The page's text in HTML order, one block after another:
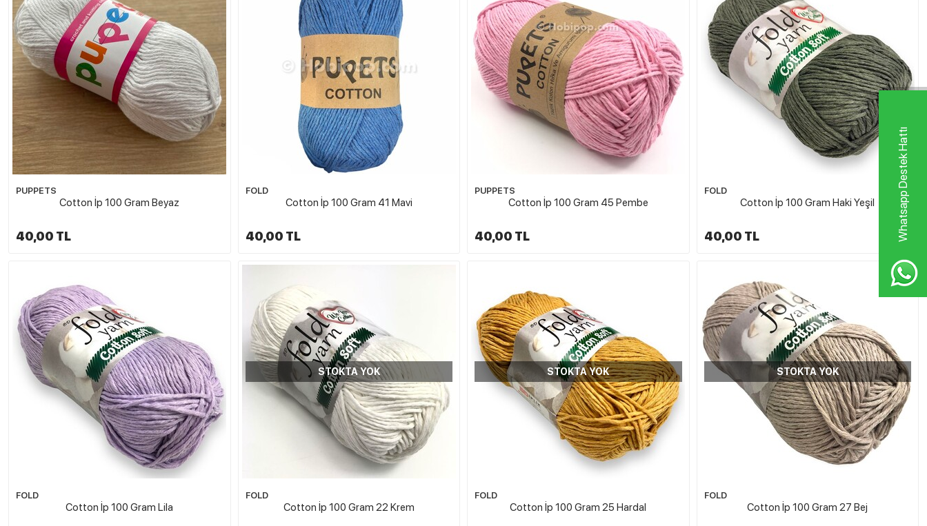
Whatsapp Destek Hattı
PUPPETS
Cotton İp 100 Gram Beyaz
40,00 TL
FOLD
Cotton İp 100 Gram 41 Mavi
40,00 TL
PUPPETS
Cotton İp 100 Gram 45 Pembe
40,00 TL
FOLD
Cotton İp 100 Gram Haki Yeşil
40,00 TL
FOLD
Cotton İp 100 Gram Lila
STOKTA YOK
FOLD
Cotton İp 100 Gram 22 Krem
STOKTA YOK
FOLD
Cotton İp 100 Gram 25 Hardal
STOKTA YOK
FOLD
Cotton İp 100 Gram 27 Bej